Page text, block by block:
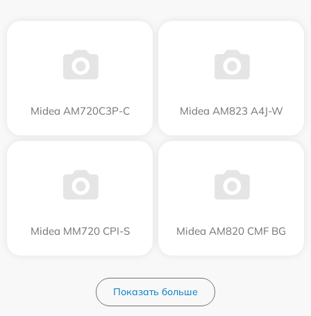
Midea AM720C3P-C Midea AM823 A4J-W
Midea MM720 CPI-S Midea AM820 CMF BG
Показать больше